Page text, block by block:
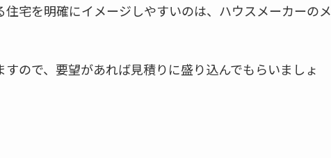
宅を明確にイメージしやすいのは、ハウスメーカーのメ
ので、要望があれば見積りに盛り込んでもらいましょ